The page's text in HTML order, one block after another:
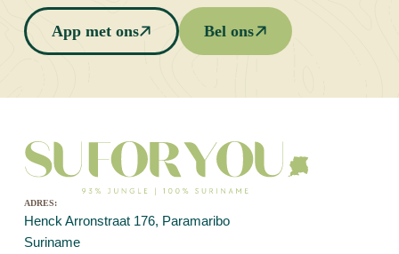
App met ons Bel ons
adres:
Henck Arronstraat 176, Paramaribo
Suriname